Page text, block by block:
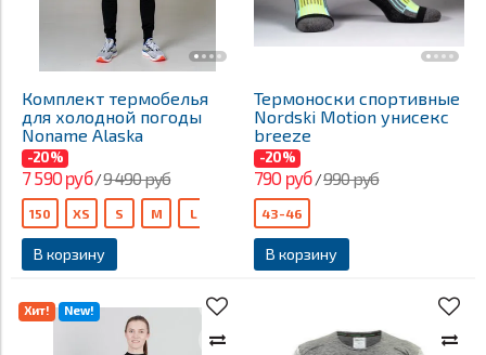
Комплект термобелья
для холодной погоды
Noname Alaska
-20%
7 590 руб/9 490 руб
В корзину
150 XS S M L XXXL
Термоноски спортивные
Nordski Motion унисекс
breeze
-20%
790 руб/990 руб
В корзину
43-46
Хит! New!